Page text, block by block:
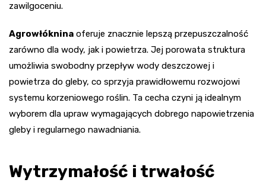
zawilgoceniu.
Agrowłóknina oferuje znacznie lepszą przepuszczalność
zarówno dla wody, jak i powietrza. Jej porowata struktura
umożliwia swobodny przepływ wody deszczowej i
powietrza do gleby, co sprzyja prawidłowemu rozwojowi
systemu korzeniowego roślin. Ta cecha czyni ją idealnym
wyborem dla upraw wymagających dobrego napowietrzenia
gleby i regularnego nawadniania.
Wytrzymałość i trwałość